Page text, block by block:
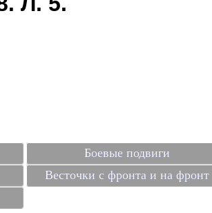
Боевые подвиги
Весточки с фронта и на фронт